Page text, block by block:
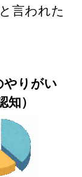
言われた
やりがい
知）